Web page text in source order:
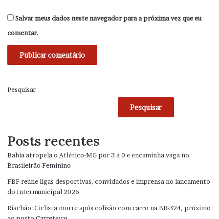
Salvar meus dados neste navegador para a próxima vez que eu
comentar.
Pesquisar
Pesquisar
Posts recentes
Bahia atropela o Atlético-MG por 3 a 0 e encaminha vaga no
Brasileirão Feminino
FBF reúne ligas desportivas, convidados e imprensa no lançamento
do Intermunicipal 2026
Riachão: Ciclista morre após colisão com carro na BR-324, próximo